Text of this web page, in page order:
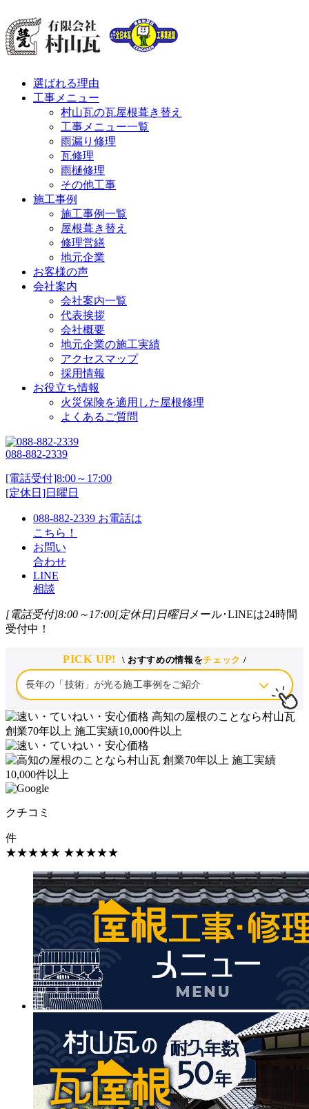
選ばれる理由
工事メニュー
村山瓦の瓦屋根葺き替え
工事メニュー一覧
雨漏り修理
瓦修理
雨樋修理
その他工事
施工事例
施工事例一覧
屋根葺き替え
修理営繕
地元企業
お客様の声
会社案内
会社案内一覧
代表挨拶
会社概要
地元企業の施工実績
アクセスマップ
採用情報
お役立ち情報
火災保険を適用した屋根修理
よくあるご質問
088-882-2339
[電話受付]8:00～17:00
[定休日]日曜日
088-882-2339 お電話は
こちら！
お問い
合わせ
LINE
相談
[電話受付]8:00～17:00[定休日]日曜日 メール･LINEは24時間
受付中！
PICK UP! \ おすすめの情報をチェック /
クチコミ
件
★★★★★ ★★★★★